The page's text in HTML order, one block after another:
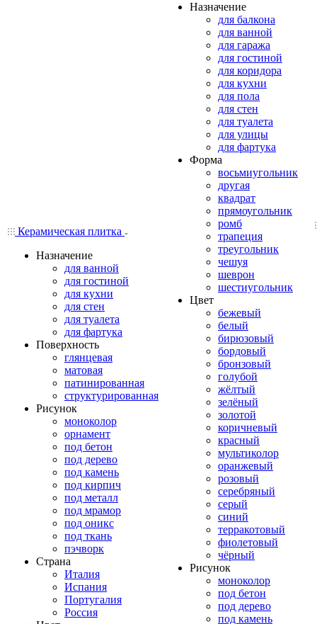
Керамическая плитка
Назначение
для ванной
для гостиной
для кухни
для стен
для туалета
для фартука
Поверхность
глянцевая
матовая
патинированная
структурированная
Рисунок
моноколор
орнамент
под бетон
под дерево
под камень
под кирпич
под металл
под мрамор
под оникс
под ткань
пэчворк
Страна
Италия
Испания
Португалия
Россия
Назначение
для балкона
для ванной
для гаража
для гостиной
для коридора
для кухни
для пола
для стен
для туалета
для улицы
для фартука
Форма
восьмиугольник
другая
квадрат
прямоугольник
ромб
трапеция
треугольник
чешуя
шеврон
шестиугольник
Цвет
бежевый
белый
бирюзовый
бордовый
бронзовый
голубой
жёлтый
зелёный
золотой
коричневый
красный
мультиколор
оранжевый
розовый
серебряный
серый
синий
терракотовый
фиолетовый
чёрный
Рисунок
моноколор
под бетон
под дерево
под камень